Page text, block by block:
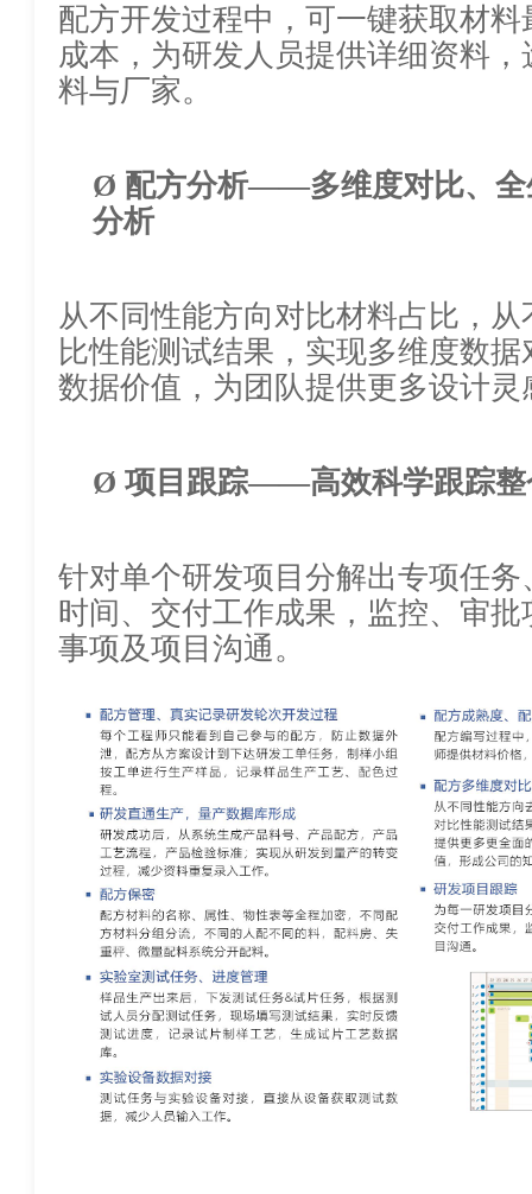
配方开发过程中，可一键获取材
成本，为研发人员提供详细资料
料与厂家。
Ø 配方分析——多维度对比、全
分析
从不同性能方向对比材料占比，
比性能测试结果，实现多维度数据
数据价值，为团队提供更多设计
Ø项目跟踪——高效科学跟踪整
针对单个研发项目分解出专项任务、
时间、交付工作成果，监控、审
事项及项目沟通。